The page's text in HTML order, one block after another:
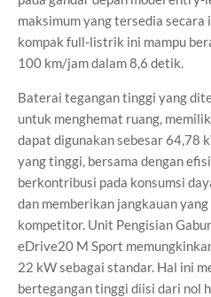
maksimum yang tersedia secara
kompak full-listrik ini mampu
100 km/jam dalam 8,6 detik.
Baterai tegangan tinggi yang
untuk menghemat ruang,
dapat digunakan sebesar 64,78
yang tinggi, bersama dengan
berkontribusi pada konsumsi
dan memberikan jangkauan
kompetitor. Unit Pengisian
eDrive20 M Sport
22 kW sebagai standar. Hal ini
bertegangan tinggi diisi dari nol